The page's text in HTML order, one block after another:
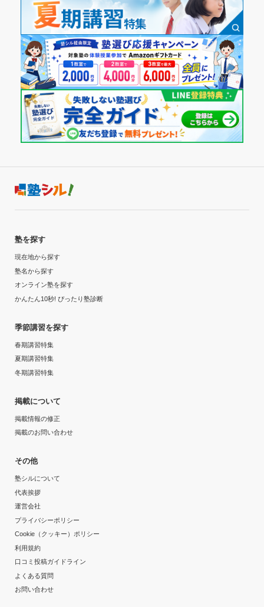
塾を探す
現在地から探す
塾名から探す
オンライン塾を探す
かんたん10秒! ぴったり塾診断
季節講習を探す
春期講習特集
夏期講習特集
冬期講習特集
掲載について
掲載情報の修正
掲載のお問い合わせ
その他
塾シルについて
代表挨拶
運営会社
プライバシーポリシー
Cookie（クッキー）ポリシー
利用規約
口コミ投稿ガイドライン
よくある質問
お問い合わせ